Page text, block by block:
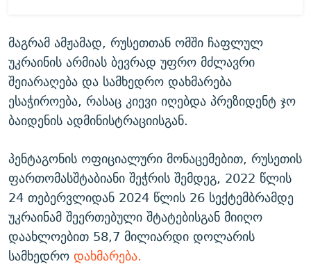
მაგრამ ამჟამად, რუსეთთან ომში ჩაფლულ
უკრაინის არმიას ბევრად უფრო მძლავრი
შეიარაღება და სამხედრო დახმარება
ესაჭიროება, რასაც კიევი იღებდა პრეზიდენტ ჯო
ბაიდენის ადმინისტრაციისგან.
პენტაგონის ოფიციალური მონაცემებით, რუსეთის
ფართომასშტაბიანი შეჭრის შემდეგ, 2022 წლის
24 თებერვლიდან 2024 წლის 26 სექტემბრამდე
უკრაინამ შეერთებული შტატებისგან მიიღო
დაახლოებით 58,7 მილიარდი დოლარის
სამხედროდახმარება.